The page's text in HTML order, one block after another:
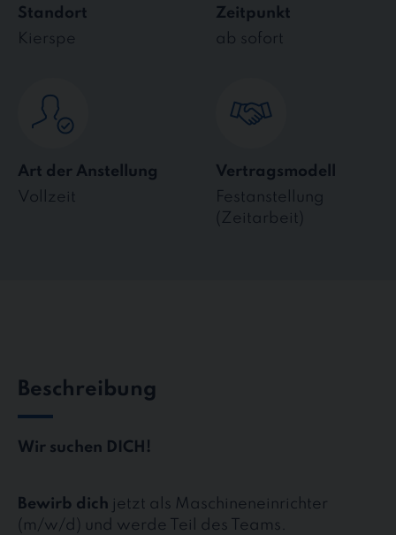
Standort
Kierspe
Zeitpunkt
ab sofort
Art der Anstellung
Vollzeit
Vertragsmodell
Festanstellung
(Zeitarbeit)
Beschreibung
Wir suchen DICH!
Bewirb dich jetzt als Maschineneinrichter
(m/w/d) und werde Teil des Teams.